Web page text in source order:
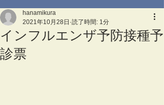
インフルエンザ予防接種予
診票
hanamikura
2021年10月28日 読了時間: 1分